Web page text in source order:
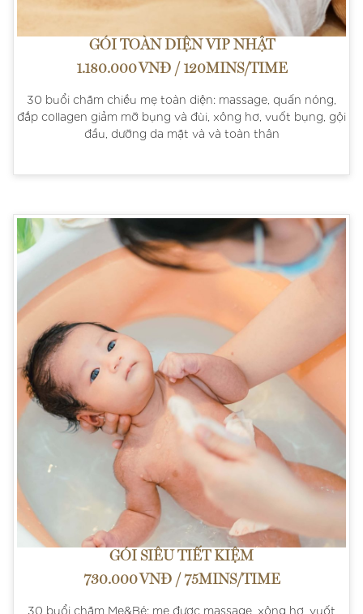
GÓI TOÀN DIỆN VIP NHẬT
1.180.000 VNĐ / 120MINS/TIME
30 buổi chăm chiều mẹ toàn diện: massage, quấn nóng,
đắp collagen giảm mỡ bụng và đùi, xông hơ, vuốt bụng, gội
đầu, dưỡng da mặt và và toàn thân
GÓI SIÊU TIẾT KIỆM
730.000 VNĐ / 75MINS/TIME
30 buổi chăm Mẹ&Bé: mẹ được massage, xông hơ, vuốt